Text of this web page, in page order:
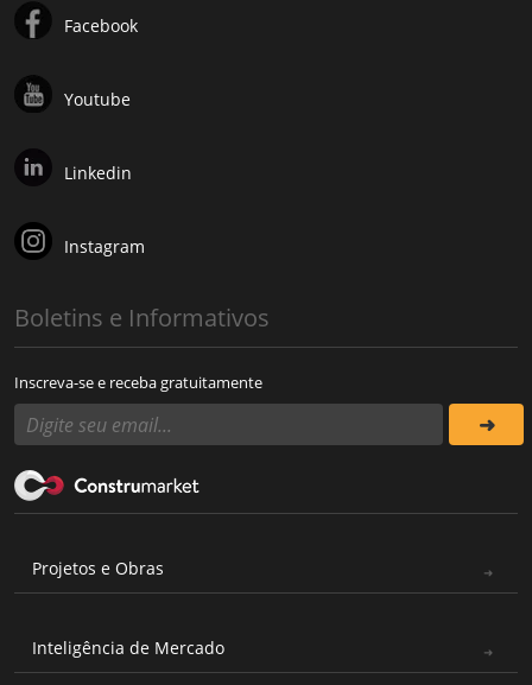
Facebook
Youtube
Linkedin
Instagram
Boletins e Informativos
Inscreva-se e receba gratuitamente
Projetos e Obras
Inteligência de Mercado